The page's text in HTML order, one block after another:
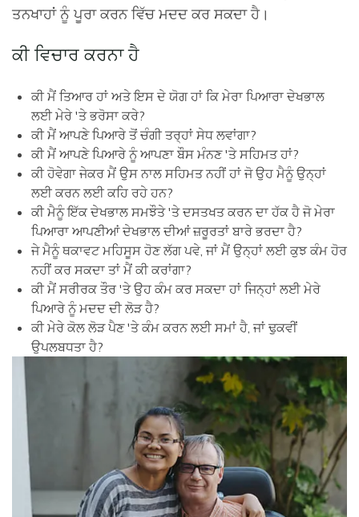
ਤਨਖਾਹਾਂ ਨੂੰ ਪੂਰਾ ਕਰਨ ਵਿੱਚ ਮਦਦ ਕਰ ਸਕਦਾ ਹੈ।
ਕੀ ਵਿਚਾਰ ਕਰਨਾ ਹੈ
ਕੀ ਮੈਂ ਤਿਆਰ ਹਾਂ ਅਤੇ ਇਸ ਦੇ ਯੋਗ ਹਾਂ ਕਿ ਮੇਰਾ ਪਿਆਰਾ ਦੇਖਭਾਲ
ਲਈ ਮੇਰੇ 'ਤੇ ਭਰੋਸਾ ਕਰੇ?
ਕੀ ਮੈਂ ਆਪਣੇ ਪਿਆਰੇ ਤੋਂ ਚੰਗੀ ਤਰ੍ਹਾਂ ਸੇਧ ਲਵਾਂਗਾ?
ਕੀ ਮੈਂ ਆਪਣੇ ਪਿਆਰੇ ਨੂੰ ਆਪਣਾ ਬੌਸ ਮੰਨਣ 'ਤੇ ਸਹਿਮਤ ਹਾਂ?
ਕੀ ਹੋਵੇਗਾ ਜੇਕਰ ਮੈਂ ਉਸ ਨਾਲ ਸਹਿਮਤ ਨਹੀਂ ਹਾਂ ਜੋ ਉਹ ਮੈਨੂੰ ਉਨ੍ਹਾਂ
ਲਈ ਕਰਨ ਲਈ ਕਹਿ ਰਹੇ ਹਨ?
ਕੀ ਮੈਨੂੰ ਇੱਕ ਦੇਖਭਾਲ ਸਮਝੌਤੇ 'ਤੇ ਦਸਤਖਤ ਕਰਨ ਦਾ ਹੱਕ ਹੈ ਜੋ ਮੇਰਾ
ਪਿਆਰਾ ਆਪਣੀਆਂ ਦੇਖਭਾਲ ਦੀਆਂ ਜ਼ਰੂਰਤਾਂ ਬਾਰੇ ਭਰਦਾ ਹੈ?
ਜੇ ਮੈਨੂੰ ਥਕਾਵਟ ਮਹਿਸੂਸ ਹੋਣ ਲੱਗ ਪਵੇ, ਜਾਂ ਮੈਂ ਉਨ੍ਹਾਂ ਲਈ ਕੁਝ ਕੰਮ ਹੋਰ
ਨਹੀਂ ਕਰ ਸਕਦਾ ਤਾਂ ਮੈਂ ਕੀ ਕਰਾਂਗਾ?
ਕੀ ਮੈਂ ਸਰੀਰਕ ਤੌਰ 'ਤੇ ਉਹ ਕੰਮ ਕਰ ਸਕਦਾ ਹਾਂ ਜਿਨ੍ਹਾਂ ਲਈ ਮੇਰੇ
ਪਿਆਰੇ ਨੂੰ ਮਦਦ ਦੀ ਲੋੜ ਹੈ?
ਕੀ ਮੇਰੇ ਕੋਲ ਲੋੜ ਪੈਣ 'ਤੇ ਕੰਮ ਕਰਨ ਲਈ ਸਮਾਂ ਹੈ, ਜਾਂ ਢੁਕਵੀਂ
ਉਪਲਬਧਤਾ ਹੈ?